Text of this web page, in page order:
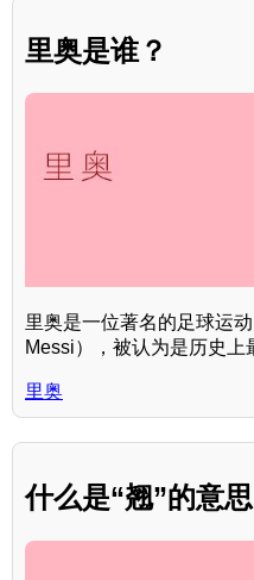
里奥是谁？
里奥是一位著名的足球运
Messi），被认为是历史上
里奥
什么是“翘”的意思